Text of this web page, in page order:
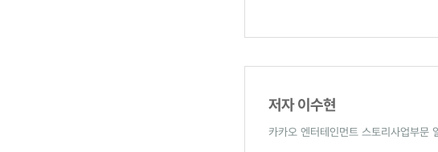
저자 이수현
카카오 엔터테인먼트 스토리사업부문